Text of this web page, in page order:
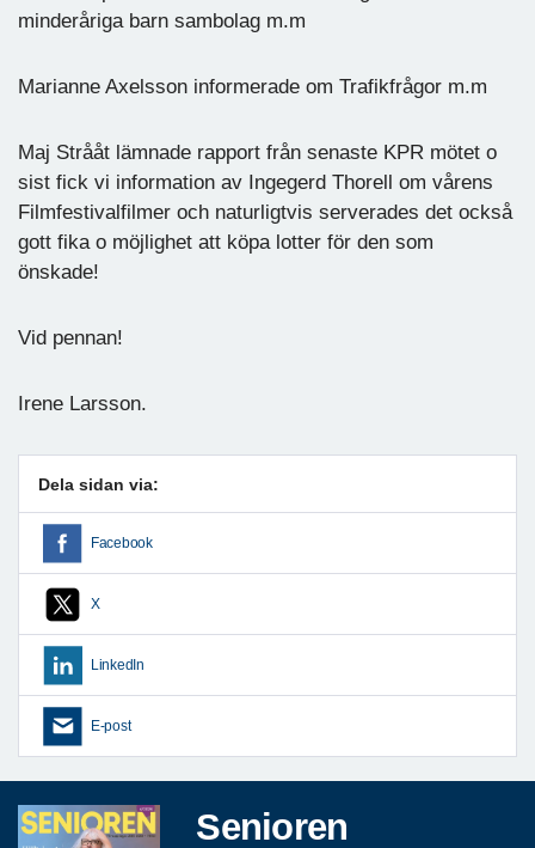
minderåriga barn sambolag m.m
Marianne Axelsson informerade om Trafikfrågor m.m
Maj Strååt lämnade rapport från senaste KPR mötet o
sist fick vi information av Ingegerd Thorell om vårens
Filmfestivalfilmer och naturligtvis serverades det också
gott fika o möjlighet att köpa lotter för den som
önskade!
Vid pennan!
Irene Larsson.
Dela sidan via:
Facebook
X
LinkedIn
E-post
Senioren